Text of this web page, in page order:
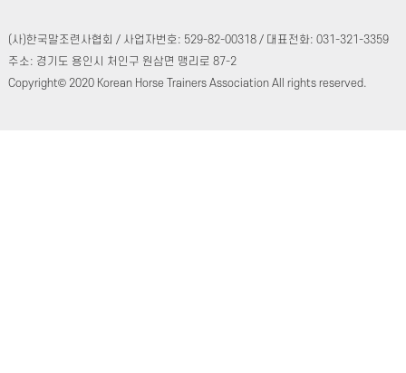
(사)한국말조련사협회 / 사업자번호: 529-82-00318 / 대표전화: 031-321-3359
주소: 경기도 용인시 처인구 원삼면 맹리로 87-2
Copyright© 2020 Korean Horse Trainers Association All rights reserved.